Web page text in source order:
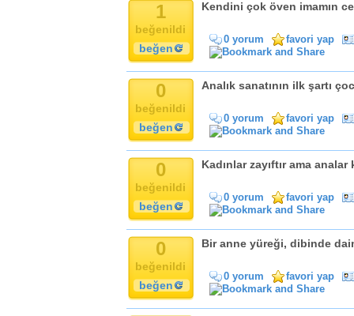
1
beğenildi
beğen
Kendini çok öven imamın
0 yorum favori yap
0
beğenildi
beğen
Analık sanatının ilk şartı
0 yorum favori yap
0
beğenildi
beğen
Kadınlar zayıftır ama
0 yorum favori yap
0
beğenildi
beğen
Bir anne yüreği, dibinde
0 yorum favori yap